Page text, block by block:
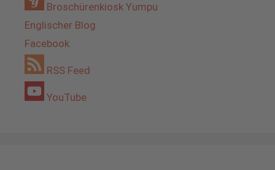
Broschürenkiosk Yumpu
Englischer Blog
Facebook
RSS Feed
YouTube